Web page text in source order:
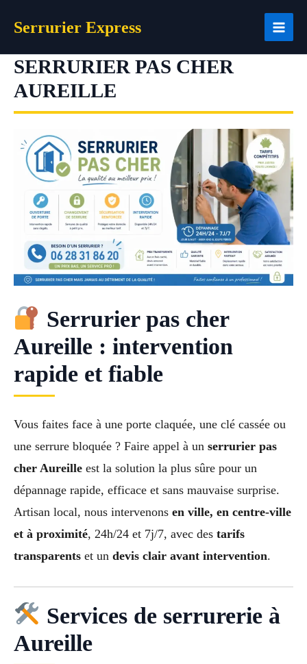
Serrurier Express
SERRURIER PAS CHER
AUREILLE
Serrurier pas cher
Aureille : intervention
rapide et fiable
Vous faites face à une porte claquée, une clé cassée ou
une serrure bloquée ? Faire appel à un serrurier pas
cher Aureille est la solution la plus sûre pour un
dépannage rapide, efficace et sans mauvaise surprise.
Artisan local, nous intervenons en ville, en centre-ville
et à proximité, 24h/24 et 7j/7, avec des tarifs
transparents et un devis clair avant intervention.
Services de serrurerie à
Aureille